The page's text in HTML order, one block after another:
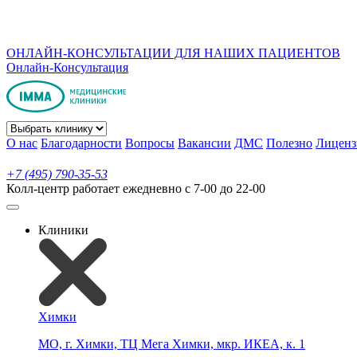
ОНЛАЙН-КОНСУЛЬТАЦИИ ДЛЯ НАШИХ ПАЦИЕНТОВ
Онлайн-Консультация
О нас Благодарности Вопросы Вакансии ДМС Полезно
+7 (495) 790-35-53
Колл-центр работает ежедневно с 7-00 до 22-00
Клиники
Химки
МО, г. Химки, ТЦ Мега Химки, мкр. ИКЕА, к. 1